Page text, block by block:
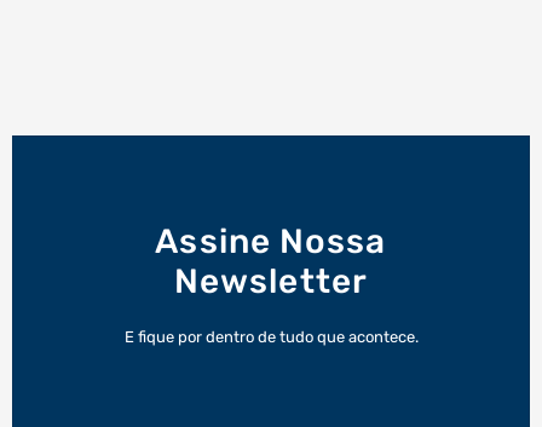
Assine Nossa
Newsletter
E fique por dentro de tudo que acontece.